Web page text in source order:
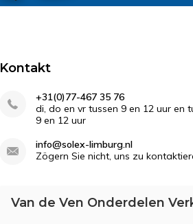
Kontakt
+31(0)77-467 35 76
di, do en vr tussen 9 en 12 uur en
9 en 12 uur
info@solex-limburg.nl
Zögern Sie nicht, uns zu
Van de Ven Onderdelen